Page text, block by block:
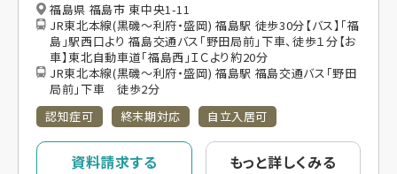
福島県 福島市 東中央1-11
JR東北本線(黒磯～利府・盛岡) 福島駅 徒歩30分【バス】「福
島」駅西口より 福島交通バス「野田局前」下車、徒歩１分【お
車】東北自動車道「福島西」ＩＣより約20分
JR東北本線(黒磯～利府・盛岡) 福島駅 福島交通バス「野田
局前」下車 徒歩2分
認知症可
終末期対応 自立入居可
資料請求する もっと詳しくみる